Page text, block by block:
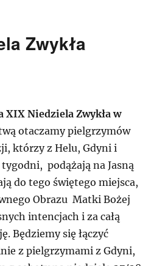
Zwykła
XIX Niedziela Zwykła w
otaczamy pielgrzymów
którzy z Helu, Gdyni i
podążają na Jasną
do tego świętego miejsca,
Obrazu Matki Bożej
intencjach i za całą
Będziemy się łączyć
z pielgrzymami z Gdyni,